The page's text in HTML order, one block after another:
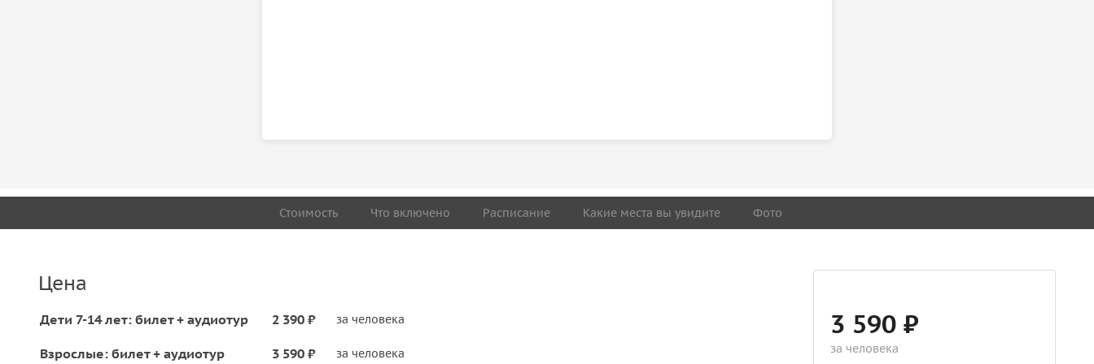
Стоимость Что включено Расписание Какие места вы увидите Фото
Цена
Дети 7-14 лет: билет + аудиотур 2 390 ₽ за человека
Взрослые: билет + аудиотур 3 590 ₽ за человека
3 590 ₽
за человека